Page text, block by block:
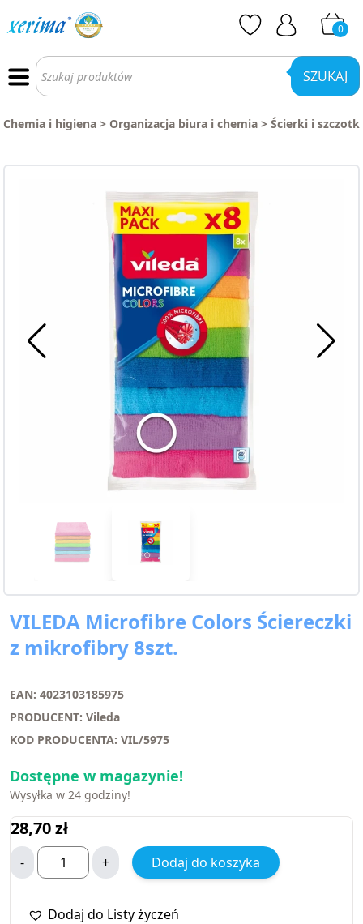
0
Wyszukiwarka
produktów SZUKAJ
Chemia i higiena > Organizacja biura i chemia > Ścierki i szczotki
VILEDA Microfibre Colors Ściereczki
z mikrofibry 8szt.
EAN: 4023103185975
PRODUCENT: Vileda
KOD PRODUCENTA: VIL/5975
Dostępne w magazynie!
Wysyłka w 24 godziny!
28,70zł
- + Dodaj do koszyka
Dodaj do Listy życzeń